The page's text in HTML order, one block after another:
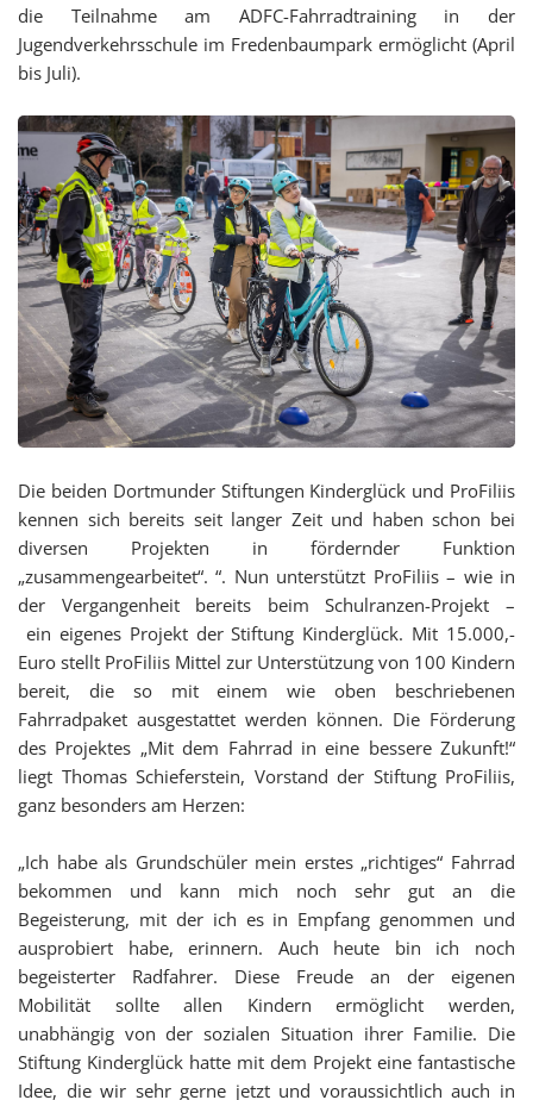
die Teilnahme am ADFC-Fahrradtraining in der
Jugendverkehrsschule im Fredenbaumpark ermöglicht (April
bis Juli).
Die beiden Dortmunder Stiftungen Kinderglück und ProFiliis
kennen sich bereits seit langer Zeit und haben schon bei
diversen Projekten in fördernder Funktion
„zusammengearbeitet“.“. Nun unterstützt ProFiliis – wie in
der Vergangenheit bereits beim Schulranzen-Projekt –
ein eigenes Projekt der Stiftung Kinderglück. Mit 15.000,-
Euro stellt ProFiliis Mittel zur Unterstützung von 100 Kindern
bereit, die so mit einem wie oben beschriebenen
Fahrradpaket ausgestattet werden können. Die Förderung
des Projektes „Mit dem Fahrrad in eine bessere Zukunft!“
liegt Thomas Schieferstein, Vorstand der Stiftung ProFiliis,
ganz besonders am Herzen:
„Ich habe als Grundschüler mein erstes „richtiges“ Fahrrad
bekommen und kann mich noch sehr gut an die
Begeisterung, mit der ich es in Empfang genommen und
ausprobiert habe, erinnern. Auch heute bin ich noch
begeisterter Radfahrer. Diese Freude an der eigenen
Mobilität sollte allen Kindern ermöglicht werden,
unabhängig von der sozialen Situation ihrer Familie. Die
Stiftung Kinderglück hatte mit dem Projekt eine fantastische
Idee, die wir sehr gerne jetzt und voraussichtlich auch in